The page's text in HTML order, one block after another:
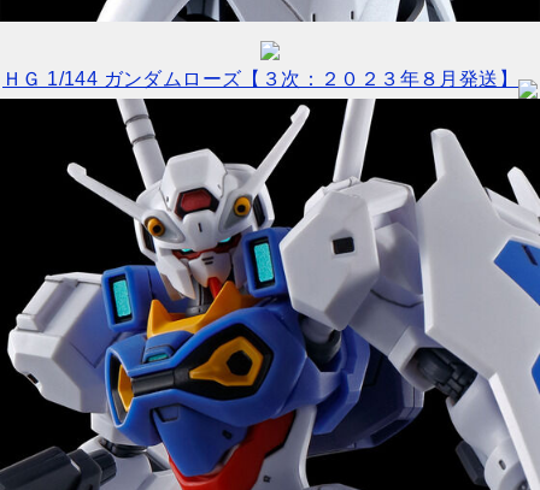
ＨＧ 1/144 ガンダムローズ【３次：２０２３年８月発送】